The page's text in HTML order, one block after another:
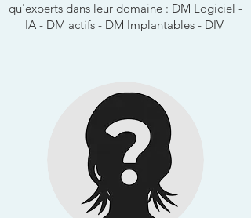
qu'experts dans leur domaine : DM Logiciel -
IA - DM actifs - DM Implantables - DIV